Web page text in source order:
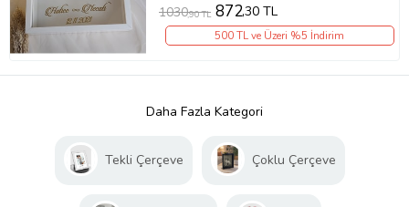
1030,90 TL 872,30 TL
500 TL ve Üzeri %5 İndirim
Daha Fazla Kategori
Tekli Çerçeve Çoklu Çerçeve